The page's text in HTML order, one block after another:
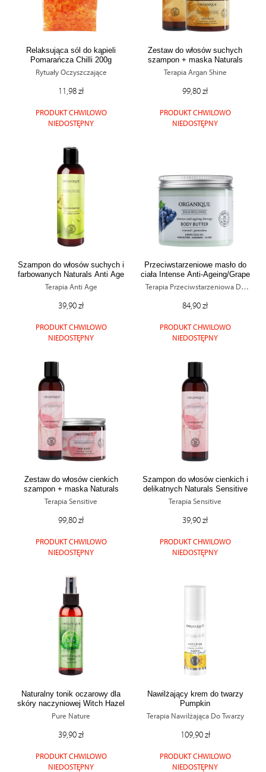
mogą udostępniać te informacje z innych urządzeń
elektrycznych od Ciebie lub uzyskiwanych podczas
Relaksująca sól do kąpieli
Pomarańcza Chilli 200g
Rytuały Oczyszczające
11,98 zł
PRODUKT CHWILOWO
NIEDOSTĘPNY
Zestaw do włosów suchych
szampon + maska Naturals
Argan Shine
Terapia Argan Shine
99,80 zł
PRODUKT CHWILOWO
NIEDOSTĘPNY
Szampon do włosów suchych i
farbowanych Naturals Anti Age
Terapia Anti Age
39,90 zł
PRODUKT CHWILOWO
NIEDOSTĘPNY
Przeciwstarzeniowe masło do
ciała Intense Anti-Ageing/Grape
Terapia Przeciwstarzeniowa Do
84,90 zł
PRODUKT CHWILOWO
NIEDOSTĘPNY
Zestaw do włosów cienkich
szampon + maska Naturals
Sensitive
Terapia Sensitive
99,80 zł
PRODUKT CHWILOWO
NIEDOSTĘPNY
Szampon do włosów cienkich i
delikatnych Naturals Sensitive
Terapia Sensitive
39,90 zł
PRODUKT CHWILOWO
NIEDOSTĘPNY
Naturalny tonik oczarowy dla
skóry naczyniowej Witch Hazel
Tonic
Pure Nature
39,90 zł
PRODUKT CHWILOWO
NIEDOSTĘPNY
Nawilżający krem do twarzy
Pumpkin
Terapia Nawilżająca Do Twarzy
109,90 zł
PRODUKT CHWILOWO
NIEDOSTĘPNY